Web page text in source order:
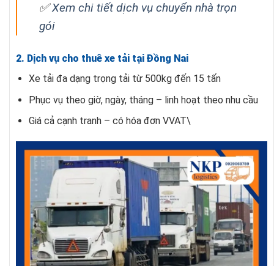
✅Xem chi tiết dịch vụ chuyển nhà trọn
gói
2. Dịch vụ cho thuê xe tải tại Đồng Nai
Xe tải đa dạng trọng tải từ 500kg đến 15 tấn
Phục vụ theo giờ, ngày, tháng – linh hoạt theo nhu cầu
Giá cả cạnh tranh – có hóa đơn VVAT\